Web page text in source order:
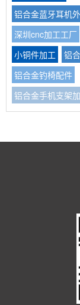
铝合金蓝牙耳机
深圳cnc加工工厂
小铜件加工
铝
铝合金钓椅配件
铝合金手机支架